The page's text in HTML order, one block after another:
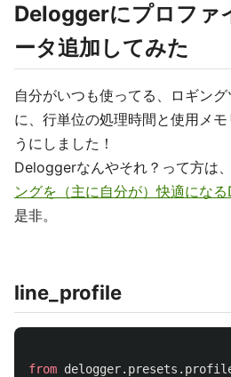
Deloggerにプロファ
ータ追加してみた
自分がいつも使ってる、ロギン
に、行単位の処理時間と使用メ
うにしました！
Deloggerなんやそれ？って方は
ングを（主に自分が）快適にな
是非。
line_profile
from